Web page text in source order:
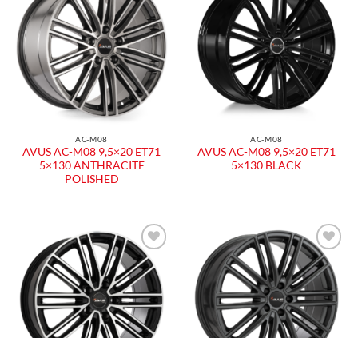
Aggiungi
alla lista
dei
desideri
AC-M08
AVUS AC-M08 9,5×20 ET71
5×130 ANTHRACITE
POLISHED
Aggiungi
alla lista
dei
desideri
AC-M08
AVUS AC-M08 9,5×20 ET71
5×130 BLACK
Aggiungi
alla lista
dei
desideri
Aggiungi
alla lista
dei
desideri